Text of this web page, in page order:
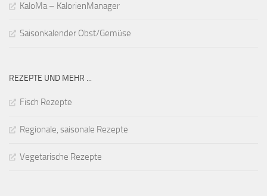
KaloMa – KalorienManager
Saisonkalender Obst/Gemüse
REZEPTE UND MEHR ...
Fisch Rezepte
Regionale, saisonale Rezepte
Vegetarische Rezepte